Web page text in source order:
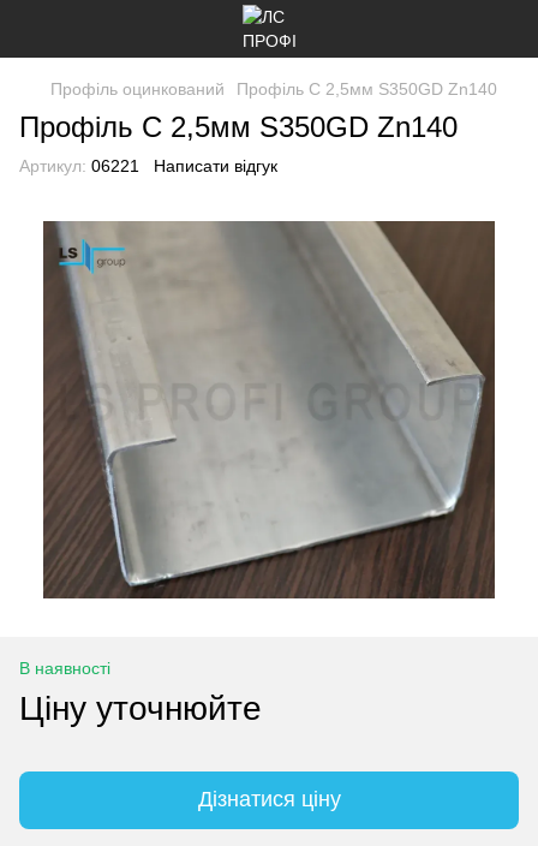
Профіль оцинкований Профіль C 2,5мм S350GD Zn140
Профіль C 2,5мм S350GD Zn140
Артикул: 06221 Написати відгук
В наявності
Ціну уточнюйте
Дізнатися ціну